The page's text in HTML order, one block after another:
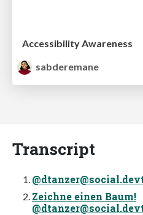
Accessibility Awareness
sabderemane
Transcript
@
Zeichne einen Baum!
@